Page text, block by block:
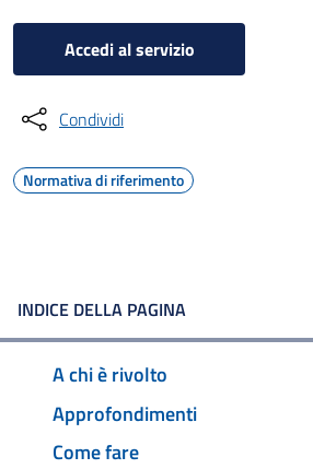
Accedi al servizio
Condividi
Normativa di riferimento
INDICE DELLA PAGINA
A chi è rivolto
Approfondimenti
Come fare